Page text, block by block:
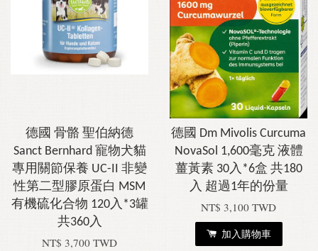
德國 骨骼 聖伯納德
Sanct Bernhard 寵物犬貓
專用關節保養 UC-II 非變
性第二型膠原蛋白 MSM
有機硫化合物 120入*3罐
共360入
NT$ 3,700 TWD
德國 Dm Mivolis Curcuma
NovaSol 1,600毫克 液體
薑黃素 30入*6盒 共180
入 超過1年的份量
NT$ 3,100 TWD
加入購物車